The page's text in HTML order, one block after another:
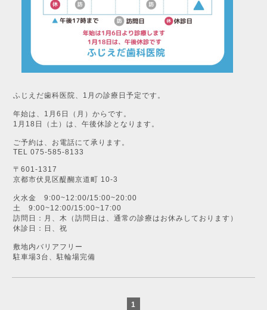
ふじえだ歯科医院、1月の診療日予定です。
年始は、1月6日（月）からです。
1月18日（土）は、午後休診となります。
ご予約は、お電話にて承ります。
TEL 075-585-8133
〒601-1317
京都市伏見区醍醐京道町 10-3
火水金 9:00~12:00/15:00~20:00
土 9:00~12:00/15:00~17:00
訪問日：月、木（訪問日は、通常の診療はお休みしております）
休診日：日、祝
敷地内バリアフリー
駐車場3台、駐輪場完備
1